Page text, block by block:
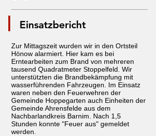
Einsatzbericht
Zur Mittagszeit wurden wir in den Ortsteil
Hönow alarmiert. Hier kam es bei
Erntearbeiten zum Brand von mehreren
tausend Quadratmeter Stoppelfeld. Wir
unterstützten die Brandbekämpfung mit
wasserführenden Fahrzeugen. Im Einsatz
waren neben den Feuerwehren der
Gemeinde Hoppegarten auch Einheiten der
Gemeinde Ahrensfelde aus dem
Nachbarlandkreis Barnim. Nach 1,5
Stunden konnte "Feuer aus" gemeldet
werden.